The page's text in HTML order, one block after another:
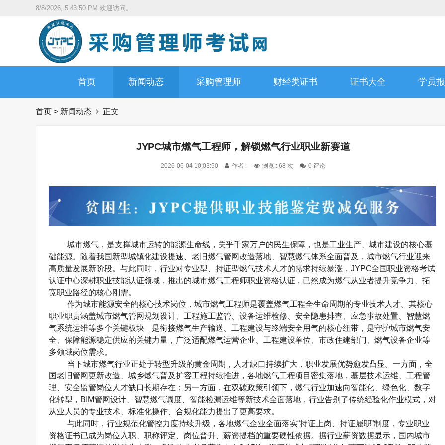
8/8/2026, 5:43:51 PM 欢迎访问。
首页 新闻动态 采购管理师 财经类证书 证书大全 学员
首页 > 新闻动态 正文
JYPC城市燃气工程师，解锁燃气行业职业新赛道
2026-06-04 10:03:50 作者 : 浏览 : 68 次 0 评论
城市燃气，是支撑城市运转的能源生命线，关乎千家万户的民生保障，也是工业生产、城市建设的核心基
础能源。随着我国新型城镇化建设提速、老旧燃气管网改造落地、智慧燃气体系全面普及，城市燃气行业迎来
高质量发展新阶段。与此同时，行业对专业型、持证型燃气技术人才的需求持续暴涨， JYPC全国职业资格考试
认证中心深耕职业技能认证领域，推出的城市燃气工程师职业资格认证，已然成为燃气从业者提升竞争力、拓
宽职业路径的核心刚需。
作为城市能源安全的核心技术岗位，城市燃气工程师是覆盖燃气工程全生命周期的专业技术人才。其核心
职业职责涵盖城市燃气管网规划设计、工程施工监管、设备运维检修、安全隐患排查、应急事故处置、智慧燃
气系统运维等多个关键板块，是衔接燃气生产输送、工程建设与终端安全用气的核心纽带，是守护城市燃气安
全、保障能源稳定供应的关键力量，广泛适配燃气运营企业、工程建设单位、市政住建部门、燃气设备企业等
多领域岗位需求。
当下城市燃气行业正处于转型升级的黄金周期，人才缺口持续扩大，职业发展优势愈发凸显。一方面，全
国老旧管网更新改造、城乡燃气普及扩容工程持续推进，各地燃气工程项目密集落地，基层技术运维、工程管
理、安全监管岗位人才缺口长期存在；另一方面，在双碳政策引领下，燃气行业加速向智能化、绿色化、数字
化转型， BIM管网设计、智慧燃气调度、智能检漏运维等新技术全面落地，行业告别了传统经验化作业模式，对
从业人员的专业技术、标准化操作、合规化能力提出了更高要求。
与此同时，行业规范化管控力度持续升级，各地燃气企业全面落实“持证上岗、持证履职”制度，专业职业
资格证书已成为岗位入职、职称评定、岗位晋升、薪资提档的重要硬性依据。据行业薪资数据显示，国内城市